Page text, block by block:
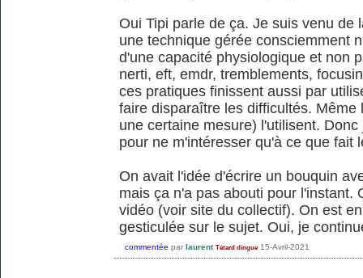
Oui Tipi parle de ça. Je suis venu de
une technique gérée consciemment
d'une capacité physiologique et non
nerti, eft, emdr, tremblements,
ces pratiques finissent aussi par
faire disparaître les difficultés.
une certaine mesure) l'utilisent.
pour ne m'intéresser qu'à ce que fait
On avait l'idée d'écrire un bouquin
mais ça n'a pas abouti pour l'instant.
vidéo (voir site du collectif). On est
gesticulée sur le sujet. Oui, je
commentée par laurent Tétard dingue 15-Avril-2021